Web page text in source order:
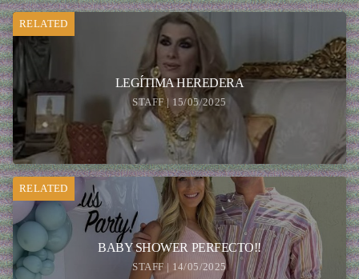
RELATED
LEGÍTIMA HEREDERA
STAFF | 15/05/2025
RELATED
BABY SHOWER PERFECTO!!
STAFF | 14/05/2025